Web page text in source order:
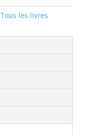
Tous les livres